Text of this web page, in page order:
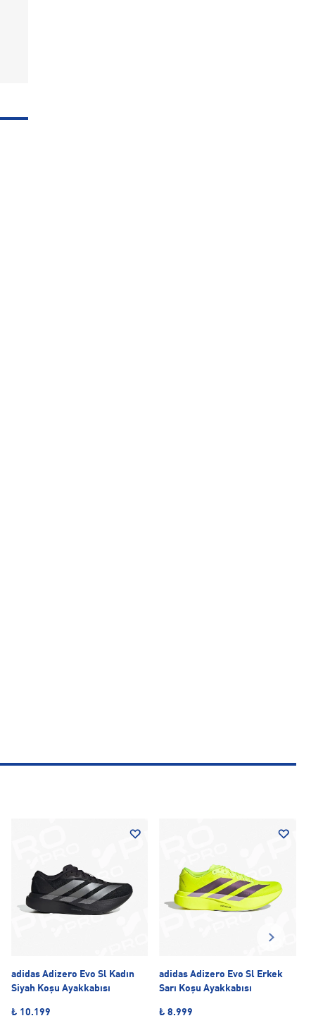
adidas Adizero Evo Sl Kadın
Siyah Koşu Ayakkabısı
₺ 10.199
adidas Adizero Evo Sl Erkek
Sarı Koşu Ayakkabısı
₺ 8.999